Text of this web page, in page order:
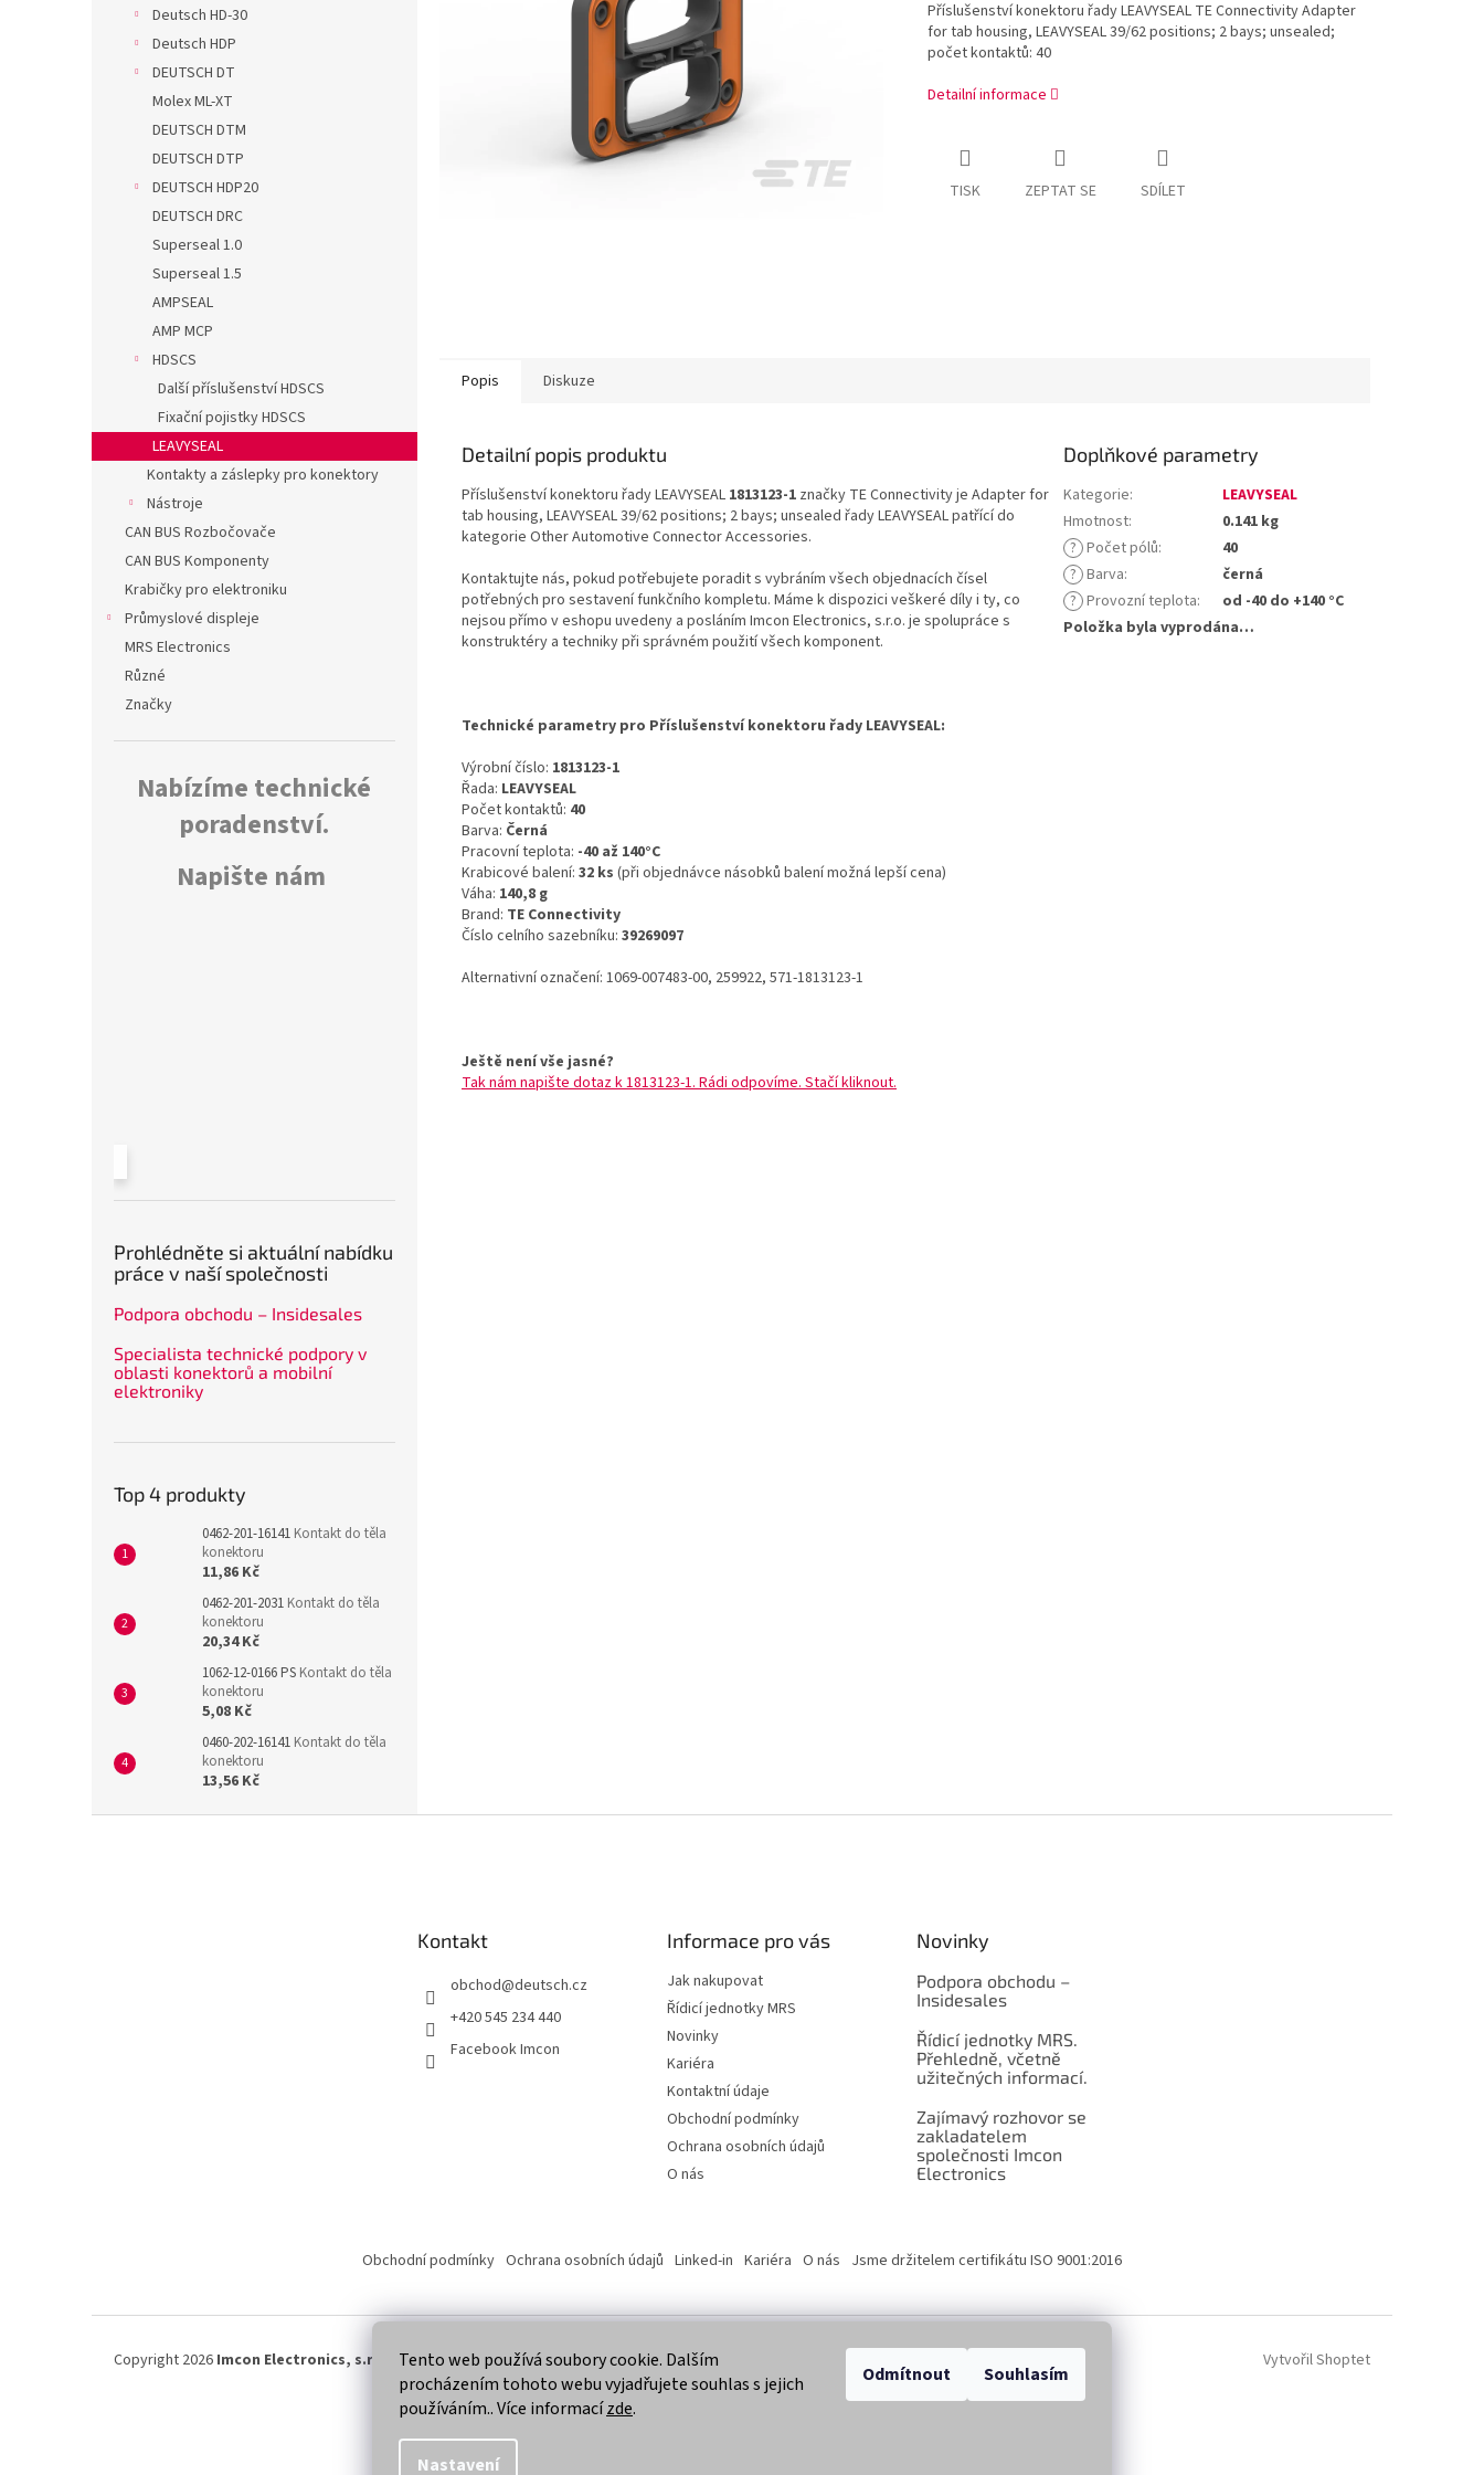
Tento web používá soubory cookie. Dalším
procházením tohoto webu vyjadřujete souhlas s jejich
používáním.. Více informacízde.
Nastavení
Odmítnout Souhlasím
Deutsch HD-30
Deutsch HDP
DEUTSCH DT
Molex ML-XT
DEUTSCH DTM
DEUTSCH DTP
DEUTSCH HDP20
DEUTSCH DRC
Superseal 1.0
Superseal 1.5
AMPSEAL
AMP MCP
HDSCS
Další příslušenství HDSCS
Fixační pojistky HDSCS
LEAVYSEAL
Kontakty a záslepky pro konektory
Nástroje
CAN BUS Rozbočovače
CAN BUS Komponenty
Krabičky pro elektroniku
Průmyslové displeje
MRS Electronics
Různé
Značky
Nabízíme technické
poradenství.
Napište nám
Prohlédněte si aktuální nabídku
práce v naší společnosti
Podpora obchodu – Insidesales
Specialista technické podpory v
oblasti konektorů a mobilní
elektroniky
Top 4 produkty
0462-201-16141 Kontakt do těla
konektoru
11,86 Kč
0462-201-2031 Kontakt do těla
konektoru
20,34 Kč
1062-12-0166 PS Kontakt do těla
konektoru
5,08 Kč
0460-202-16141 Kontakt do těla
konektoru
13,56 Kč
Příslušenství konektoru řady LEAVYSEAL TE Connectivity Adapter
for tab housing, LEAVYSEAL 39/62 positions; 2 bays; unsealed;
počet kontaktů: 40
Detailní informace
TISK ZEPTAT SE SDÍLET
Popis Diskuze
Detailní popis produktu
Příslušenství konektoru řady LEAVYSEAL 1813123-1 značky TE Connectivity je Adapter for
tab housing, LEAVYSEAL 39/62 positions; 2 bays; unsealed řady LEAVYSEAL patřící do
kategorie Other Automotive Connector Accessories.
Kontaktujte nás, pokud potřebujete poradit s vybráním všech objednacích čísel
potřebných pro sestavení funkčního kompletu. Máme k dispozici veškeré díly i ty, co
nejsou přímo v eshopu uvedeny a posláním Imcon Electronics, s.r.o. je spolupráce s
konstruktéry a techniky při správném použití všech komponent.
Technické parametry pro Příslušenství konektoru řady LEAVYSEAL:
Výrobní číslo: 1813123-1
Řada: LEAVYSEAL
Počet kontaktů: 40
Barva: Černá
Pracovní teplota: -40 až 140°C
Krabicové balení: 32 ks (při objednávce násobků balení možná lepší cena)
Váha: 140,8 g
Brand: TE Connectivity
Číslo celního sazebníku: 39269097
Alternativní označení: 1069-007483-00, 259922, 571-1813123-1
Ještě není vše jasné?
Tak nám napište dotaz k 1813123-1. Rádi odpovíme. Stačí kliknout.
Doplňkové parametry
Kategorie:
LEAVYSEAL
Hmotnost:
0.141 kg
? Počet pólů:
40
? Barva:
černá
? Provozní teplota:
od -40 do +140 °C
Položka byla vyprodána…
Kontakt
obchod@deutsch.cz
+420 545 234 440
Facebook Imcon
Informace pro vás
Jak nakupovat
Řídicí jednotky MRS
Novinky
Kariéra
Kontaktní údaje
Obchodní podmínky
Ochrana osobních údajů
O nás
Novinky
Podpora obchodu –
Insidesales
Řídicí jednotky MRS.
Přehledně, včetně
užitečných informací.
Zajímavý rozhovor se
zakladatelem
společnosti Imcon
Electronics
Obchodní podmínky Ochrana osobních údajů Linked-in Kariéra O nás Jsme držitelem certifikátu ISO 9001:2016
Vytvořil Shoptet
Copyright 2026 Imcon Electronics, s.r.o. . Všechna práva vyhrazena.